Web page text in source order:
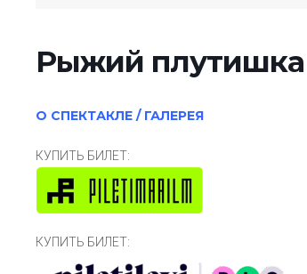
Рыжий плутишка
О СПЕКТАКЛЕ / ГАЛЕРЕЯ
КУПИТЬ БИЛЕТ:
КУПИТЬ БИЛЕТ: